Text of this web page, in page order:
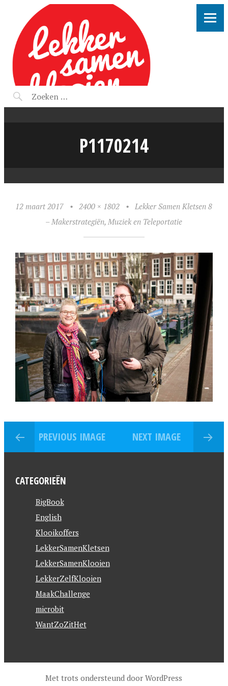
LEKKER SAMEN KLOOIEN
P1170214
12 maart 2017 • 2400 × 1802 •
Lekker Samen Kletsen 8
– Makerstrategiën, Muziek en Teleportatie
PREVIOUS IMAGE NEXT IMAGE
CATEGORIEËN
BigBook
English
Klooikoffers
LekkerSamenKletsen
LekkerSamenKlooien
LekkerZelfKlooien
MaakChallenge
microbit
WantZoZitHet
Met trots ondersteund door WordPress